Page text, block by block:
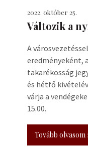
2022. október 25.
Változik a
A
eredményeként,
takarékosság
és hétfő
várja a
15.00.
Tovább olvasom